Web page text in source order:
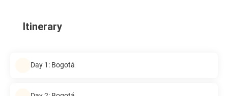
Itinerary
Day 1: Bogotá